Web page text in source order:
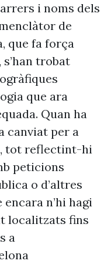
i noms dels
de
que fa força
trobat
que ara
Quan ha
canviat per a
tot reflectint-hi
peticions
o d’altres
n’hi hagi
localitzats fins
a